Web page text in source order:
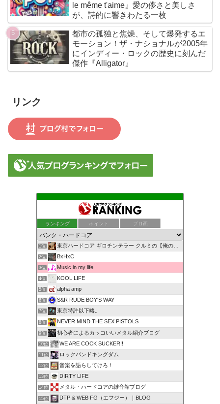
le même t'aime』愛の儚さと美しさ
が、詩的に響きわたる一枚
都市の孤独と焦燥、そして爆発するエ
モーション！ザ・ナショナルが2005年
にインディー・ロックの歴史に刻んだ
傑作『Alligator』
リンク
ランキング ポイント ブロ画
1位 東京ハードコア ギロチンテラー クルミの【俺の独り言】
2位 BxHxC
3位 Music in my life
4位 KOOL LIFE
5位 alpha amp
6位 S&R RUDE BOY'S WAY
7位 東京特許以下略。
8位 NEVER MIND THE SEX PISTOLS
9位 初心者によるカッコいいメタル紹介ブログ
10位 WE ARE COCK SUCKER!!
11位 ロックバンドキングダム
12位 音楽を語らしてけろ！
13位 DIRTY LIFE
14位 メタル・ハードコアの雑音館ブログ
15位 DTP & WEB FG（エフジー）｜BLOG